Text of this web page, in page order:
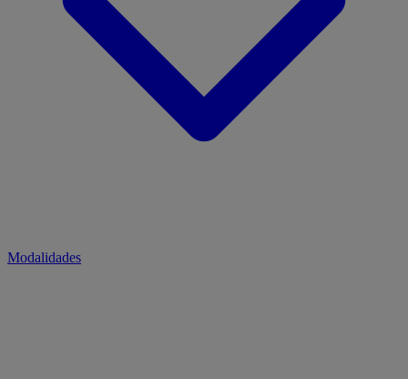
Modalidades